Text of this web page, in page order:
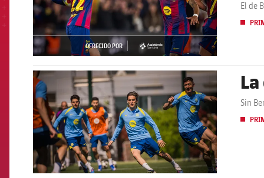
OFRECIDO POR
asistencia
El de
FCB Barcelona badge
Sin